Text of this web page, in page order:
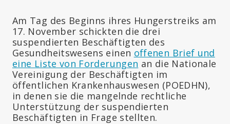
Am Tag des Beginns ihres Hungerstreiks am
17. November schickten die drei
suspendierten Beschäftigten des
Gesundheitswesens einen offenen Brief und
eine Liste von Forderungen an die Nationale
Vereinigung der Beschäftigten im
öffentlichen Krankenhauswesen (POEDHN),
in denen sie die mangelnde rechtliche
Unterstützung der suspendierten
Beschäftigten in Frage stellten.